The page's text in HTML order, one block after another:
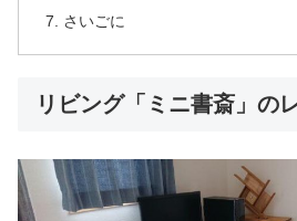
さいごに
リビング「ミニ書斎」の